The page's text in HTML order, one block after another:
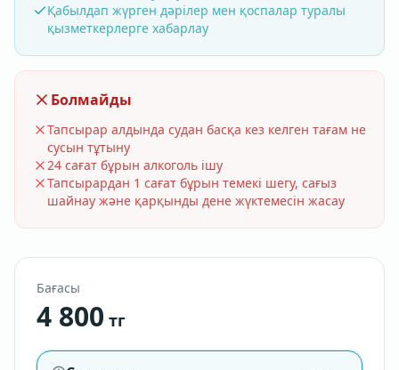
Қабылдап жүрген дәрілер мен қоспалар туралы
қызметкерлерге хабарлау
Болмайды
Тапсырар алдында судан басқа кез келген тағам не
сусын тұтыну
24 сағат бұрын алкоголь ішу
Тапсырардан 1 сағат бұрын темекі шегу, сағыз
шайнау және қарқынды дене жүктемесін жасау
Бағасы
4 800 тг